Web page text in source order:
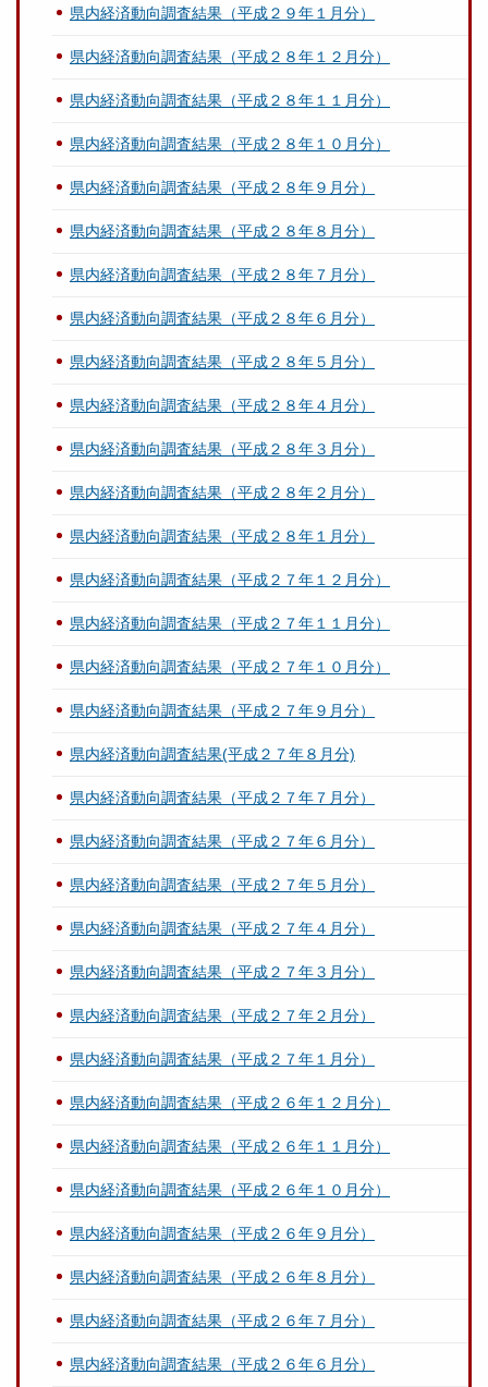
県内経済動向調査結果（平成２９年１月分）
県内経済動向調査結果（平成２８年１２月分）
県内経済動向調査結果（平成２８年１１月分）
県内経済動向調査結果（平成２８年１０月分）
県内経済動向調査結果（平成２８年９月分）
県内経済動向調査結果（平成２８年８月分）
県内経済動向調査結果（平成２８年７月分）
県内経済動向調査結果（平成２８年６月分）
県内経済動向調査結果（平成２８年５月分）
県内経済動向調査結果（平成２８年４月分）
県内経済動向調査結果（平成２８年３月分）
県内経済動向調査結果（平成２８年２月分）
県内経済動向調査結果（平成２８年１月分）
県内経済動向調査結果（平成２７年１２月分）
県内経済動向調査結果（平成２７年１１月分）
県内経済動向調査結果（平成２７年１０月分）
県内経済動向調査結果（平成２７年９月分）
県内経済動向調査結果(平成２７年８月分)
県内経済動向調査結果（平成２７年７月分）
県内経済動向調査結果（平成２７年６月分）
県内経済動向調査結果（平成２７年５月分）
県内経済動向調査結果（平成２７年４月分）
県内経済動向調査結果（平成２７年３月分）
県内経済動向調査結果（平成２７年２月分）
県内経済動向調査結果（平成２７年１月分）
県内経済動向調査結果（平成２６年１２月分）
県内経済動向調査結果（平成２６年１１月分）
県内経済動向調査結果（平成２６年１０月分）
県内経済動向調査結果（平成２６年９月分）
県内経済動向調査結果（平成２６年８月分）
県内経済動向調査結果（平成２６年７月分）
県内経済動向調査結果（平成２６年６月分）